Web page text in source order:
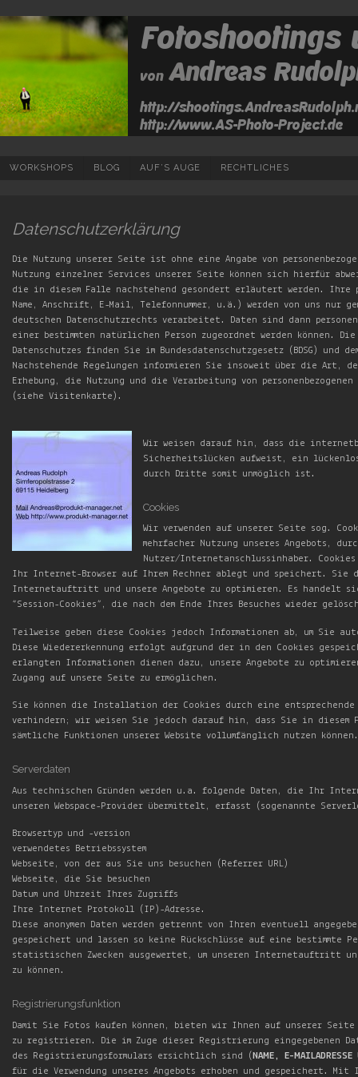
WORKSHOPS BLOG AUF’S AUGE RECHTLICHES
Datenschutzerklärung
Die Nutzung unserer Seite ist ohne eine Angabe von
Nutzung einzelner Services unserer Seite können sich hierfür
die in diesem Falle nachstehend gesondert erläutert werden. Ihre
Name, Anschrift, E-Mail, Telefonnummer, u.ä.) werden von uns nur
deutschen Datenschutzrechts verarbeitet. Daten sind dann
einer bestimmten natürlichen Person zugeordnet werden können.
Datenschutzes finden Sie im Bundesdatenschutzgesetz (BDSG) und
Nachstehende Regelungen informieren Sie insoweit über die Art,
Erhebung, die Nutzung und die Verarbeitung von
(siehe Visitenkarte).
Wir weisen darauf hin, dass die
Sicherheitslücken aufweist, ein
durch Dritte somit unmöglich ist.
Cookies
Wir verwenden auf unserer Seite sog.
mehrfacher Nutzung unseres Angebots,
Nutzer/Internetanschlussinhaber.
Ihr Internet-Browser auf Ihrem Rechner ablegt und speichert. Sie
Internetauftritt und unsere Angebote zu optimieren. Es handelt
“Session-Cookies”, die nach dem Ende Ihres Besuches wieder
Teilweise geben diese Cookies jedoch Informationen ab, um Sie
Diese Wiedererkennung erfolgt aufgrund der in den Cookies
erlangten Informationen dienen dazu, unsere Angebote zu
Zugang auf unsere Seite zu ermöglichen.
Sie können die Installation der Cookies durch eine entsprechende
verhindern; wir weisen Sie jedoch darauf hin, dass Sie in diesem
sämtliche Funktionen unserer Website vollumfänglich nutzen können.
Serverdaten
Aus technischen Gründen werden u.a. folgende Daten, die Ihr
unseren Webspace-Provider übermittelt, erfasst (sogenannte
Browsertyp und -version
verwendetes Betriebssystem
Webseite, von der aus Sie uns besuchen (Referrer URL)
Webseite, die Sie besuchen
Datum und Uhrzeit Ihres Zugriffs
Ihre Internet Protokoll (IP)-Adresse.
Diese anonymen Daten werden getrennt von Ihren eventuell
gespeichert und lassen so keine Rückschlüsse auf eine bestimmte
statistischen Zwecken ausgewertet, um unseren Internetauftritt
zu können.
Registrierungsfunktion
Damit Sie Fotos kaufen können, bieten wir Ihnen auf unserer
zu registrieren. Die im Zuge dieser Registrierung eingegebenen
des Registrierungsformulars ersichtlich sind (NAME, E-
für die Verwendung unseres Angebots erhoben und gespeichert.